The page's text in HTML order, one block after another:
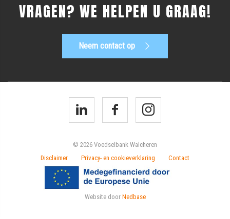
VRAGEN? WE HELPEN U GRAAG!
Neem contact op
© 2026 Voedselbank Walcheren
Disclaimer
Privacy- en cookieverklaring Contact
Website door Nedbase